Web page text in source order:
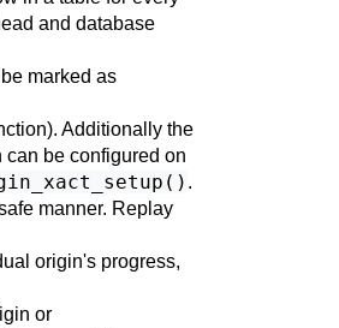
and database
marked as
Additionally the
be configured on
.
manner. Replay
origin's progress,
or